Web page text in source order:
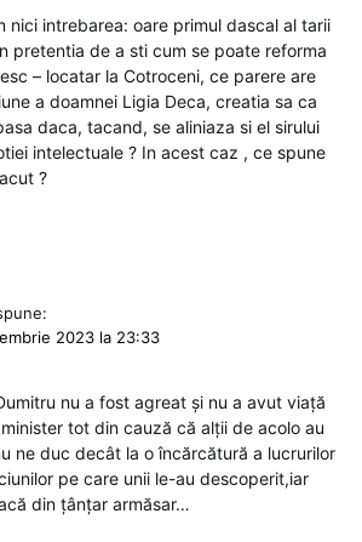
nici intrebarea: oare primul dascal al tarii
pretentia de a sti cum se poate reforma
– locatar la Cotroceni, ce parere are
a doamnei Ligia Deca, creatia sa ca
daca, tacand, se aliniaza si el sirului
intelectuale ? In acest caz , ce spune
?
2023 la 23:33
nu a fost agreat și nu a avut viață
tot din cauză că alții de acolo au
ne duc decât la o încărcătură a lucrurilor
pe care unii le-au descoperit,iar
din țânțar armăsar…